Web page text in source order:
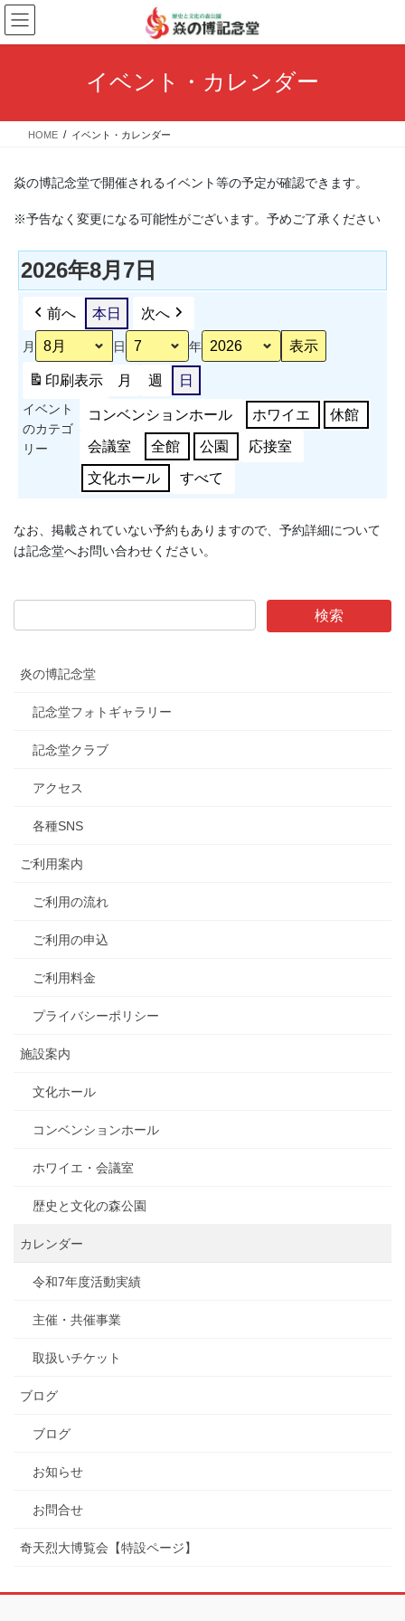
コ
ン
テ
ス
ナ
ビ
ゲ
ン
イベント・カレンダー
HOME イベント・カレンダー
焱の博記念堂で開催されるイベント等の予定が確認できます。
※予告なく変更になる可能性がございます。予めご了承ください
2026年8月7日
前へ 本日 次へ
月 日 年
印刷表示 月 週 日
イベント
のカテゴ
リー
コンベンションホール ホワイエ 休館
会議室 全館 公園 応接室
文化ホール すべて
なお、掲載されていない予約もありますので、予約詳細について
は記念堂へお問い合わせください。
炎の博記念堂
記念堂フォトギャラリー
記念堂クラブ
アクセス
各種SNS
ご利用案内
ご利用の流れ
ご利用の申込
ご利用料金
プライバシーポリシー
施設案内
文化ホール
コンベンションホール
ホワイエ・会議室
歴史と文化の森公園
カレンダー
令和7年度活動実績
主催・共催事業
取扱いチケット
ブログ
ブログ
お知らせ
お問合せ
奇天烈大博覧会【特設ページ】